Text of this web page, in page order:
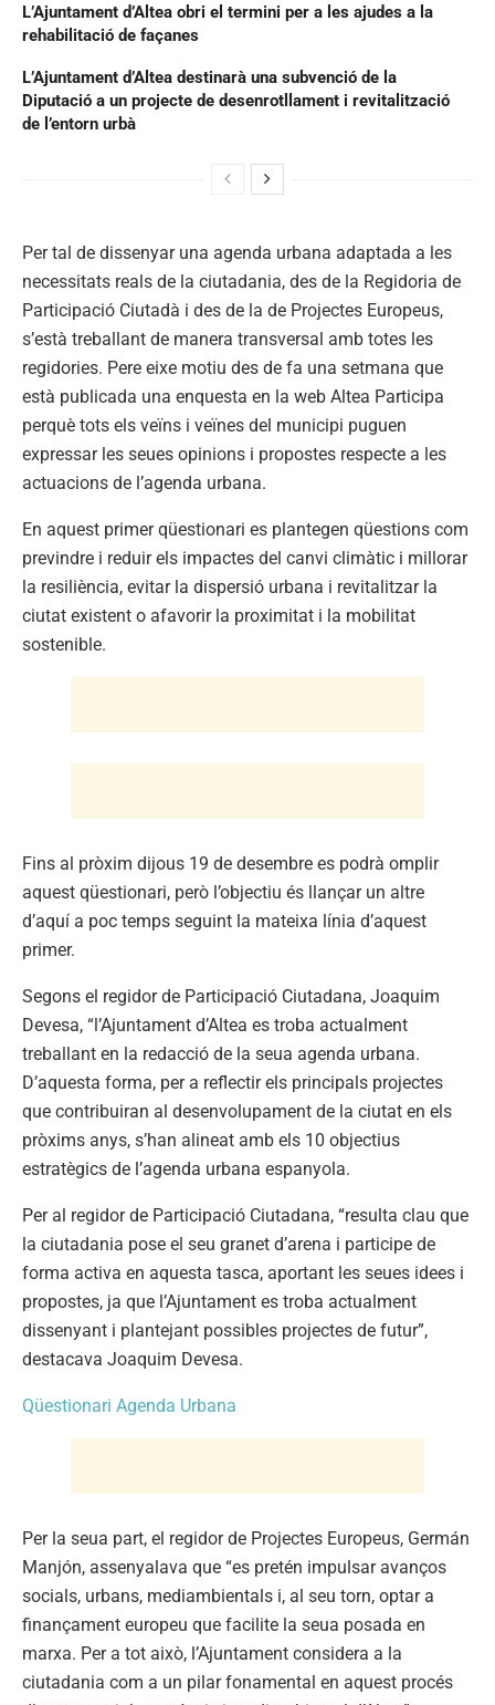
L’Ajuntament d’Altea obri el termini per a les ajudes a la
rehabilitació de façanes
L’Ajuntament d’Altea destinarà una subvenció de la
Diputació a un projecte de desenrotllament i revitalització
de l’entorn urbà
Per tal de dissenyar una agenda urbana adaptada a les
necessitats reals de la ciutadania, des de la Regidoria de
Participació Ciutadà i des de la de Projectes Europeus,
s’està treballant de manera transversal amb totes les
regidories. Pere eixe motiu des de fa una setmana que
està publicada una enquesta en la web Altea Participa
perquè tots els veïns i veïnes del municipi puguen
expressar les seues opinions i propostes respecte a les
actuacions de l’agenda urbana.
En aquest primer qüestionari es plantegen qüestions com
previndre i reduir els impactes del canvi climàtic i millorar
la resiliència, evitar la dispersió urbana i revitalitzar la
ciutat existent o afavorir la proximitat i la mobilitat
sostenible.
Fins al pròxim dijous 19 de desembre es podrà omplir
aquest qüestionari, però l’objectiu és llançar un altre
d’aquí a poc temps seguint la mateixa línia d’aquest
primer.
Segons el regidor de Participació Ciutadana, Joaquim
Devesa, “l’Ajuntament d’Altea es troba actualment
treballant en la redacció de la seua agenda urbana.
D’aquesta forma, per a reflectir els principals projectes
que contribuiran al desenvolupament de la ciutat en els
pròxims anys, s’han alineat amb els 10 objectius
estratègics de l’agenda urbana espanyola.
Per al regidor de Participació Ciutadana, “resulta clau que
la ciutadania pose el seu granet d’arena i participe de
forma activa en aquesta tasca, aportant les seues idees i
propostes, ja que l’Ajuntament es troba actualment
dissenyant i plantejant possibles projectes de futur”,
destacava Joaquim Devesa.
Qüestionari Agenda Urbana
Per la seua part, el regidor de Projectes Europeus, Germán
Manjón, assenyalava que “es pretén impulsar avanços
socials, urbans, mediambientals i, al seu torn, optar a
finançament europeu que facilite la seua posada en
marxa. Per a tot això, l’Ajuntament considera a la
ciutadania com a un pilar fonamental en aquest procés